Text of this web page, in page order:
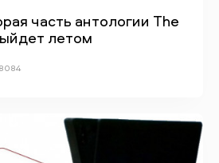
часть антологии The
летом
8084